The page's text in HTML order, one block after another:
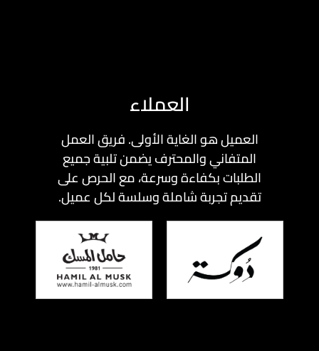
العملاء
العميل هو الغاية الأولى. فريق العمل
المتفاني والمحترف يضمن تلبية جميع
الطلبات بكفاءة وسرعة، مع الحرص على
تقديم تجربة شاملة وسلسة لكل عميل.